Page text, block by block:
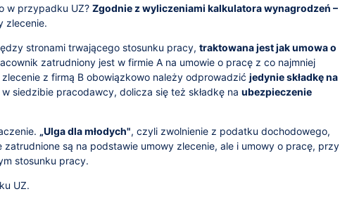
w przypadku UZ? Zgodnie z wyliczeniami kalkulatora wynagrodzeń –
zlecenie.
stronami trwającego stosunku pracy, traktowana jest jak umowa o
zatrudniony jest w firmie A na umowie o pracę z co najmniej
z firmą B obowiązkowo należy odprowadzić jedynie składkę na
siedzibie pracodawcy, dolicza się też składkę na ubezpieczenie
„Ulga dla młodych", czyli zwolnienie z podatku dochodowego,
zatrudnione są na podstawie umowy zlecenie, ale i umowy o pracę, przy
stosunku pracy.
UZ.